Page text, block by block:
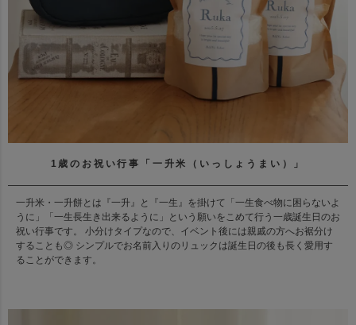
1歳のお祝い行事「一升米（いっしょうまい）」
一升米・一升餅とは『一升』と『一生』を掛けて「一生食べ物に困らないよ
うに」「一生長生き出来るように」という願いをこめて行う一歳誕生日のお
祝い行事です。 小分けタイプなので、イベント後には親戚の方へお裾分け
することも◎ シンプルでお名前入りのリュックは誕生日の後も長く愛用す
ることができます。